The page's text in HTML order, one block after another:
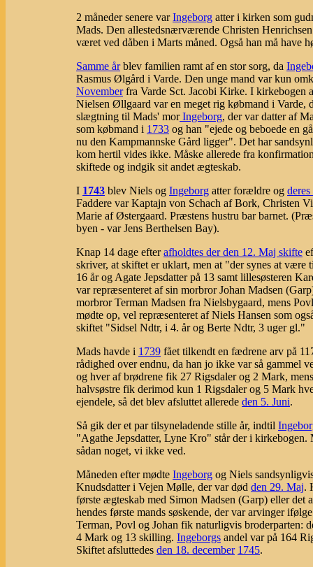
2 måneder senere varIngeborg atter i kirken som
Mads. Den allestedsnærværende Christen
været ved dåben i Marts måned. Også han må have
Samme årblev familien ramt af en stor sorg, da
Rasmus Ølgård i Varde. Den unge mand var kun
Novemberfra Varde Sct. Jacobi Kirke. I kirkebogen
Nielsen Øllgaard var en meget rig købmand i Varde,
slægtning til Mads' morIngeborg, der var datter af
som købmand i 1733 og han "ejede og beboede en
nu den Kampmannske Gård ligger". Det har
kom hertil vides ikke. Måske allerede fra
skiftede og indgik sit andet ægteskab.
I 1743 blev Niels og Ingeborg atter forældre og
Faddere var Kaptajn von Schach af Bork, Christen
Marie af Østergaard. Præstens hustru bar barnet.
byen - var Jens Berthelsen Bay).
Knap 14 dage efterafholdtes der den 12. Maj skifte
skriver, at skiftet er uklart, men at "der synes at være
16 år og Agate Jepsdatter på 13 samt lillesøsteren
var repræsenteret af sin morbror Johan Madsen
morbror Terman Madsen fra Nielsbygaard, mens
mødte op, vel repræsenteret af Niels Hansen som
skiftet "Sidsel Ndtr, i 4. år og Berte Ndtr, 3 uger gl."
Mads havde i 1739 fået tilkendt en fædrene arv på
rådighed over endnu, da han jo ikke var så gammel
og hver af brødrene fik 27 Rigsdaler og 2 Mark,
halvsøstre fik derimod kun 1 Rigsdaler og 5 Mark
ejendele, så det blev afsluttet allerede den 5. Juni.
Så gik der et par tilsyneladende stille år, indtil
"Agathe Jepsdatter, Lyne Kro" står der i
sådan noget, vi ikke ved.
Måneden efter mødte Ingeborg og Niels
Knudsdatter i Vejen Mølle, der var død den 29. Maj.
første ægteskab med Simon Madsen (Garp) eller det
hendes første mands søskende, der var arvinger
Terman, Povl og Johan fik naturligvis broderparten:
4 Mark og 13 skilling. Ingeborgs andel var på 164
Skiftet afsluttedes den 18. december 1745.